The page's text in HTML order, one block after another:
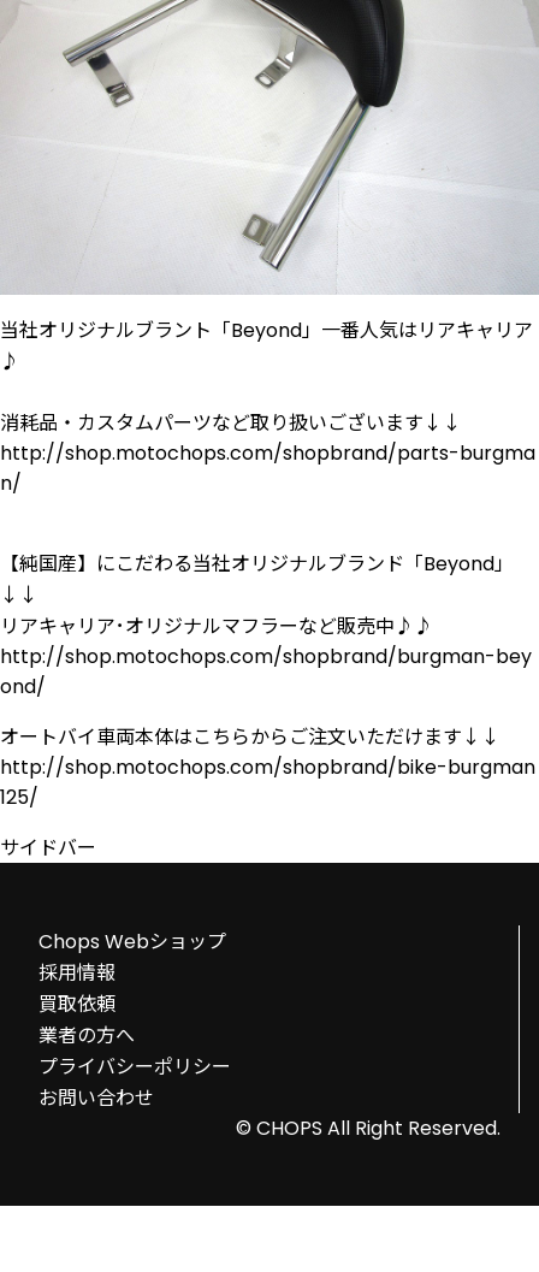
当社オリジナルブラント「Beyond」一番人気はリアキャリア
♪
消耗品・カスタムパーツなど取り扱いございます↓↓
http://shop.motochops.com/shopbrand/parts-burgma
n/
【純国産】にこだわる当社オリジナルブランド「Beyond」
↓↓
リアキャリア･オリジナルマフラーなど販売中♪♪
http://shop.motochops.com/shopbrand/burgman-bey
ond/
オートバイ車両本体はこちらからご注文いただけます↓↓
http://shop.motochops.com/shopbrand/bike-burgman
125/
サイドバー
Chops Webショップ
採用情報
買取依頼
業者の方へ
プライバシーポリシー
お問い合わせ
© CHOPS All Right Reserved.